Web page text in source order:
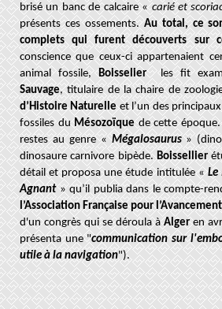
brisé un banc de calcaire «carié et
présents ces ossements.Au total, ce
complets qui furent découverts sur
conscience que ceux-ci appartenaient
animal fossile,Boisselierles fit
Sauvage, titulaire de la chaire de
d’Histoire Naturelleet l’un des
fossiles duMésozoïquede cette époque.
restes au genre «Mégalosaurus»
dinosaure carnivore bipède.Boissellier
détail et proposa une étude intitulée «Le
Agnant» qu’il publia dans le compte-
l’Association Française pour
d'un congrès qui se déroula àAlgeren
présenta une "communication sur
utile à la navigation").